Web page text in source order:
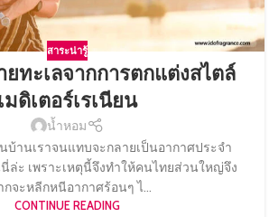
สาระน่ารู้
ทะเลจากการตกแต่งสไตล์
มดิเตอร์เรเนียน
น้ำหอม
บ้านเราจนแทบจะกลายเป็นอากาศประจำ
ล่ะ เพราะเหตุนี้จึงทำให้คนไทยส่วนใหญ่จึง
กจะหลีกหนีอากาศร้อนๆ ไ...
CONTINUE READING